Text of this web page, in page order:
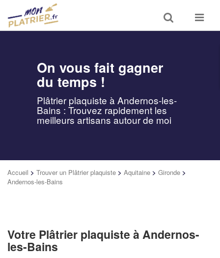
Toggle
search
Toggle
On vous fait gagner
du temps !
Plâtrier plaquiste à Andernos-les-
Bains : Trouvez rapidement les
meilleurs artisans autour de moi
Accueil > Trouver un Plâtrier plaquiste > Aquitaine > Gironde >
Andernos-les-Bains
Votre Plâtrier plaquiste à Andernos-
les-Bains